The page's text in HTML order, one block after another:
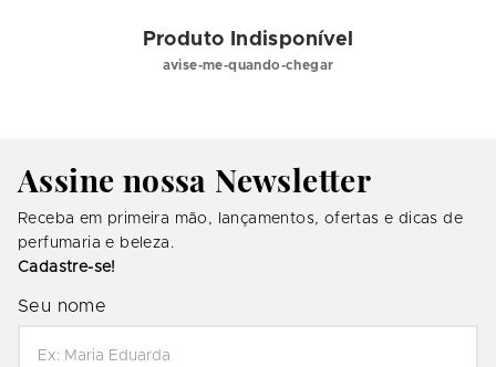
Produto Indisponível
avise-me-quando-chegar
Assine nossa Newsletter
Receba em primeira mão, lançamentos, ofertas e dicas de
perfumaria e beleza.
Cadastre-se!
Seu nome